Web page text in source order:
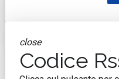
close
Codice